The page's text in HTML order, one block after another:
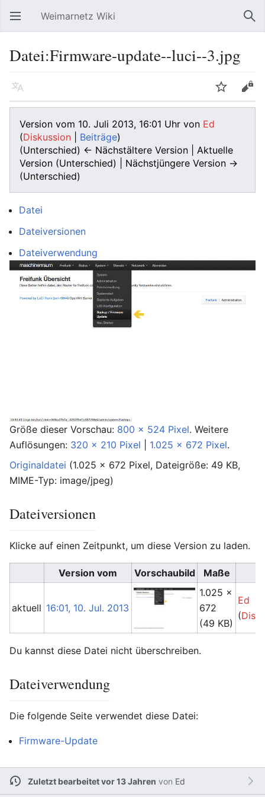
Hauptmenü öffnen Weimarnetz Wiki
Datei:Firmware-update--luci--3.jpg
Sprache Beobachten Bearbeiten
Version vom 10. Juli 2013, 16:01 Uhr von Ed
(Diskussion Beiträge)
(Unterschied) ← Nächstältere Version | Aktuelle
Version (Unterschied) | Nächstjüngere Version →
(Unterschied)
Datei
Dateiversionen
Dateiverwendung
Größe dieser Vorschau: 800 × 524 Pixel. Weitere
Auflösungen: 320 × 210 Pixel 1.025 × 672 Pixel.
Originaldatei (1.025 × 672 Pixel, Dateigröße: 49 KB,
MIME-Typ: image/jpeg)
Dateiversionen
Klicke auf einen Zeitpunkt, um diese Version zu laden.
Version vom Vorschaubild Maße
aktuell 16:01, 10. Jul. 2013
1.025 ×
672
(49 KB)
Ed
(
Du kannst diese Datei nicht überschreiben.
Dateiverwendung
Die folgende Seite verwendet diese Datei:
Firmware-Update
Zuletzt bearbeitet vor 13 Jahren von Ed